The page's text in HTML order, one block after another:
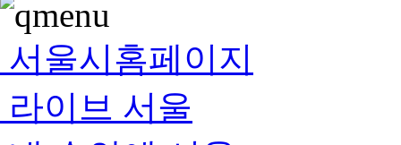
서울시홈페이지
라이브 서울